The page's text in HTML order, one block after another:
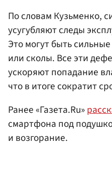
По словам Кузьменко,
усугубляют следы
Это могут быть
или сколы. Все эти
ускоряют попадание
что в итоге сократит
Ранее «Газета.Ru»
смартфона под
и возгорание.